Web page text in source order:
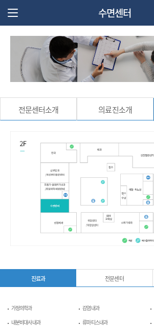
수면센터
전문센터소개 의료진소개
진료과 전문센터
가정의학과 감염내과
내분비대사내과
류마티스내과